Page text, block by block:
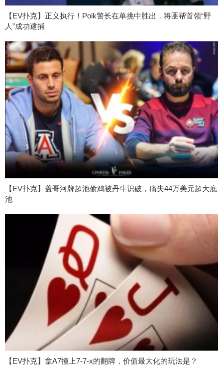
【EV扑克】正义执行！Polk警长在单挑中胜出，将匪帮首领“野
人”成功逮捕
【EV扑克】盖哥河牌超池偷鸡被丹牛识破，痛失44万美元超大底
池
【EV扑克】拿A7撞上7-7-x的翻牌，价值最大化的玩法是？